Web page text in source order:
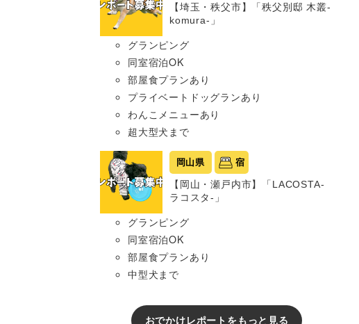
【埼玉・秩父市】「秩父別邸 木叢-
komura-」
グランピング
同室宿泊OK
部屋食プランあり
プライベートドッグランあり
わんこメニューあり
超大型犬まで
岡山県 宿
【岡山・瀬戸内市】「LACOSTA-
ラコスタ-」
グランピング
同室宿泊OK
部屋食プランあり
中型犬まで
おでかけレポートをもっと見る